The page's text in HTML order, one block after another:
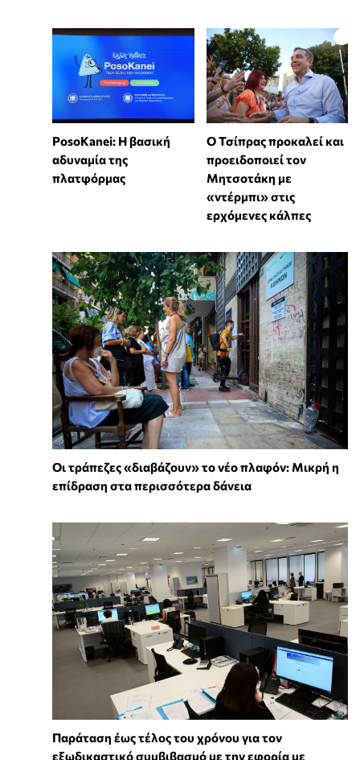
PosoKanei: Η βασική
αδυναμία της
πλατφόρμας
Ο Τσίπρας προκαλεί και
προειδοποιεί τον
Μητσοτάκη με
«ντέρμπι» στις
ερχόμενες κάλπες
Οι τράπεζες «διαβάζουν» το νέο πλαφόν: Μικρή η
επίδραση στα περισσότερα δάνεια
Παράταση έως τέλος του χρόνου για τον
εξωδικαστικό συμβιβασμό με την εφορία με